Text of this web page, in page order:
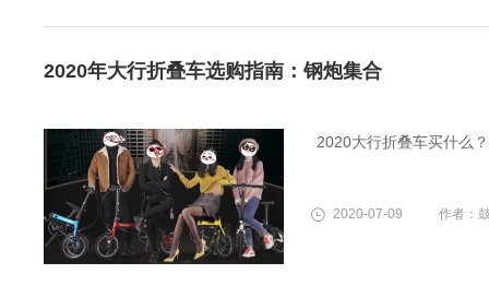
2020年大行折叠车选购指南：钢炮集合
2020大行折叠车买什么？
2020-07-09 作者：